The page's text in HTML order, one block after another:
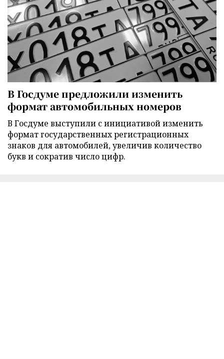
В Госдуме предложили изменить
формат автомобильных номеров
В Госдуме выступили с инициативой изменить
формат государственных регистрационных
знаков для автомобилей, увеличив количество
букв и сократив число цифр.